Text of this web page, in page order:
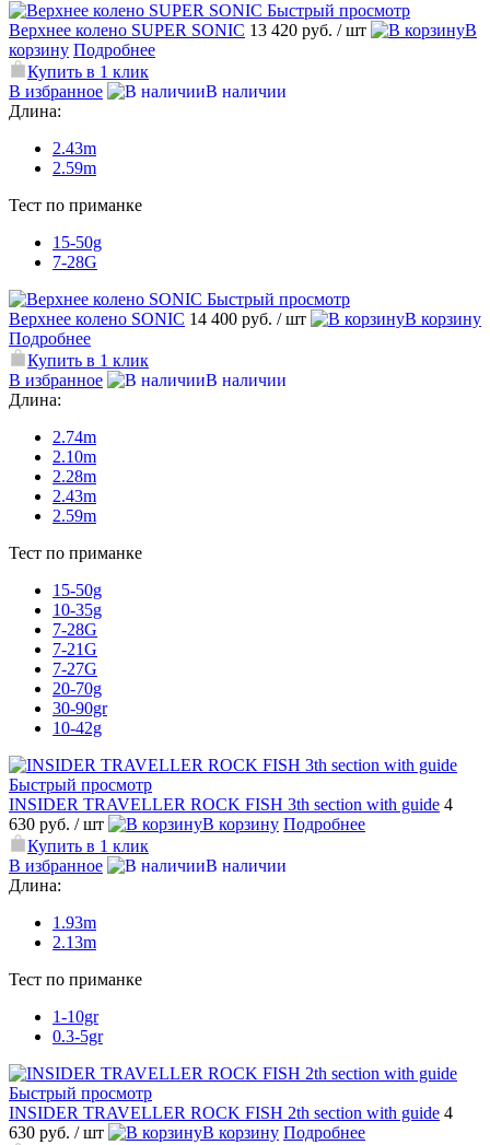
Быстрый просмотр
Верхнее колено SUPER SONIC 13 420 руб. / шт
В
корзину Подробнее
Купить в 1 клик
В избранное
В наличии
Длина:
2.43m
2.59m
Тест по приманке
15-50g
7-28G
Быстрый просмотр
Верхнее колено SONIC 14 400 руб. / шт
В корзину
Подробнее
Купить в 1 клик
В избранное
В наличии
Длина:
2.74m
2.10m
2.28m
2.43m
2.59m
Тест по приманке
15-50g
10-35g
7-28G
7-21G
7-27G
20-70g
30-90gr
10-42g
Быстрый просмотр
INSIDER TRAVELLER ROCK FISH 3th section with guide 4
630 руб. / шт В корзину Подробнее
Купить в 1 клик
В избранное
В наличии
Длина:
1.93m
2.13m
Тест по приманке
1-10gr
0.3-5gr
Быстрый просмотр
INSIDER TRAVELLER ROCK FISH 2th section with guide 4
630 руб. / шт В корзину Подробнее